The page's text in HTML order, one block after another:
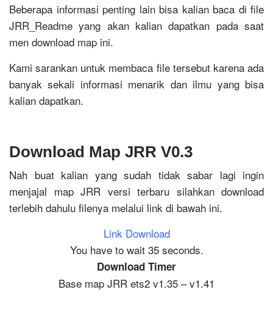
Beberapa informasi penting lain bisa kalian baca di file
JRR_Readme yang akan kalian dapatkan pada saat
men download map ini.
Kami sarankan untuk membaca file tersebut karena ada
banyak sekali informasi menarik dan ilmu yang bisa
kalian dapatkan.
Download Map JRR V0.3
Nah buat kalian yang sudah tidak sabar lagi ingin
menjajal map JRR versi terbaru silahkan download
terlebih dahulu filenya melalui link di bawah ini.
Link Download
You have to wait 35 seconds.
Download Timer
Base map JRR ets2 v1.35 – v1.41